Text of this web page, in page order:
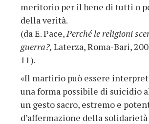
meritorio per il bene di tutti o
della verità.
(da E. Pace,Perché le religioni
guerra?, Laterza, Roma-Bari,
11).
«Il martirio può essere
una forma possibile di suicidio
un gesto sacro, estremo e
d’affermazione della